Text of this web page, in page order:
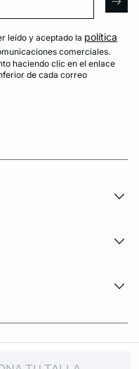
leído y aceptado la política
comerciales.
haciendo clic en el enlace
de cada correo